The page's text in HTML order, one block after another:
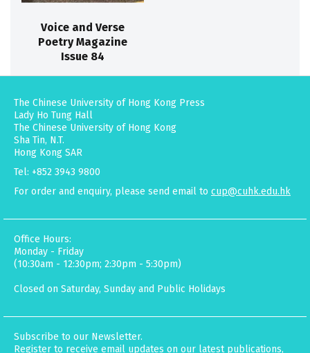
Voice and Verse
Poetry Magazine
Issue 84
The Chinese University of Hong Kong Press
Lady Ho Tung Hall
The Chinese University of Hong Kong
Sha Tin, N.T.
Hong Kong SAR
Tel: +852 3943 9800
For order and enquiry, please send email to cup@cuhk.edu.hk
Office Hours:
Monday - Friday
(10:30am - 12:30pm; 2:30pm - 5:30pm)
Closed on Saturday, Sunday and Public Holidays
Subscribe to our Newsletter.
Register to receive email updates on our latest publications,